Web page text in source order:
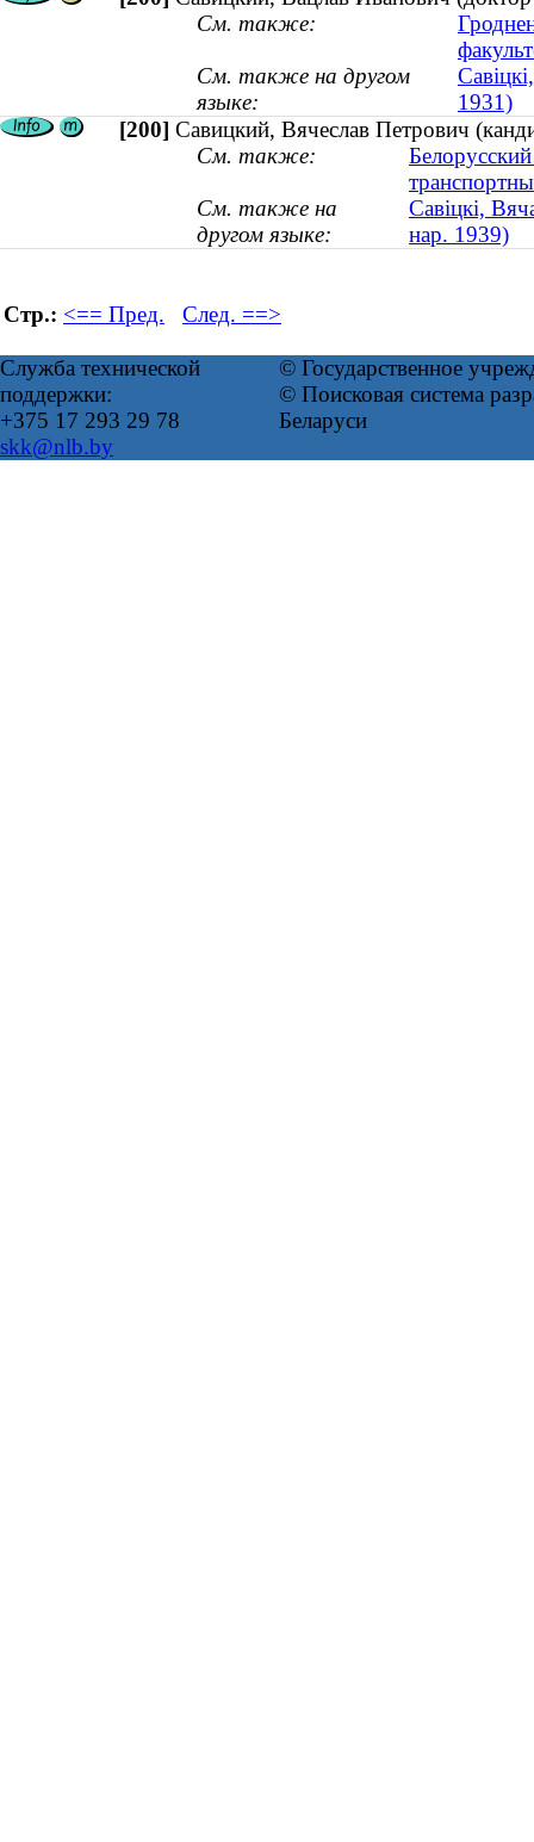
См. также:
См. также на другом
языке:
1931)
[200] Савицкий, Вячеслав Петрович
См. также:
См. также на
другом языке:
Савіцкі,
нар. 1939)
Стр.: <== Пред. След. ==>
Служба технической
поддержки:
+375 17 293 29 78
skk@nlb.by
© Государственное
© Поисковая система
Беларуси